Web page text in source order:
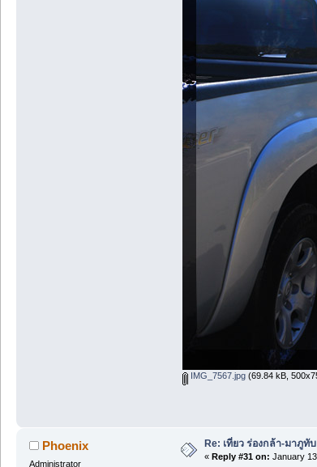
IMG_7567.jpg(69.84 kB,
Phoenix
Administrator
Re: เที่ยว ร่องกล้า-มาภูทั
« Reply #31 on: January